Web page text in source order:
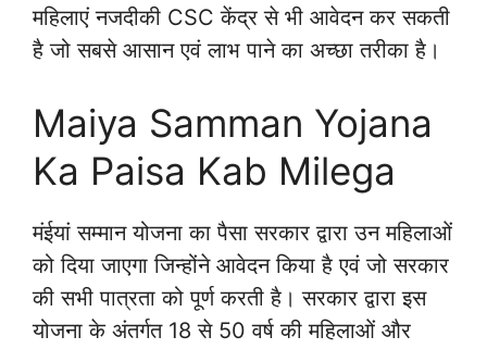
महिलाएं नजदीकी CSC केंद्र से भी आवेदन कर सकती
है जो सबसे आसान एवं लाभ पाने का अच्छा तरीका है।
Maiya Samman Yojana
Ka Paisa Kab Milega
मंईयां सम्मान योजना का पैसा सरकार द्वारा उन महिलाओं
को दिया जाएगा जिन्होंने आवेदन किया है एवं जो सरकार
की सभी पात्रता को पूर्ण करती है। सरकार द्वारा इस
योजना के अंतर्गत 18 से 50 वर्ष की महिलाओं और